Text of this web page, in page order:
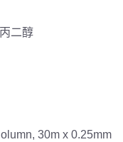
二醇
30m x 0.25mm